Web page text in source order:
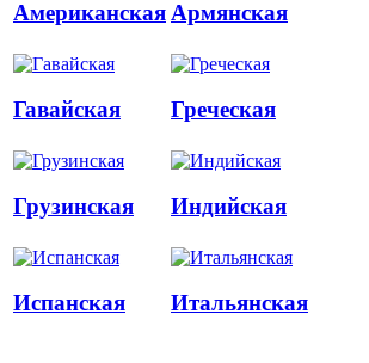
АмериканскаяАрмянская
Гавайская Греческая
Грузинская Индийская
Испанская Итальянская